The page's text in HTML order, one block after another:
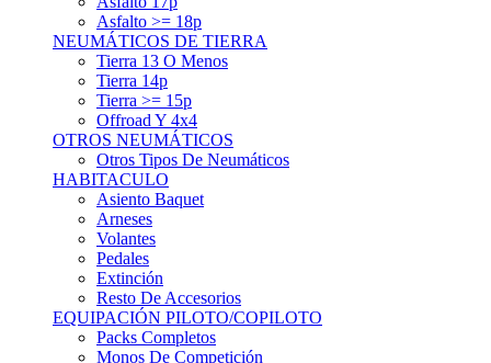
NEUMÁTICOS DE TIERRA
Tierra 13 O Menos
Tierra 14p
Tierra >= 15p
Offroad Y 4x4
OTROS NEUMÁTICOS
Otros Tipos De Neumáticos
HABITACULO
Asiento Baquet
Arneses
Volantes
Pedales
Extinción
Resto De Accesorios
EQUIPACIÓN PILOTO/COPILOTO
Packs Completos
Monos De Competición
Botines De Competición